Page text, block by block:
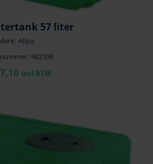
57 liter
Allpa
482108
incl BTW